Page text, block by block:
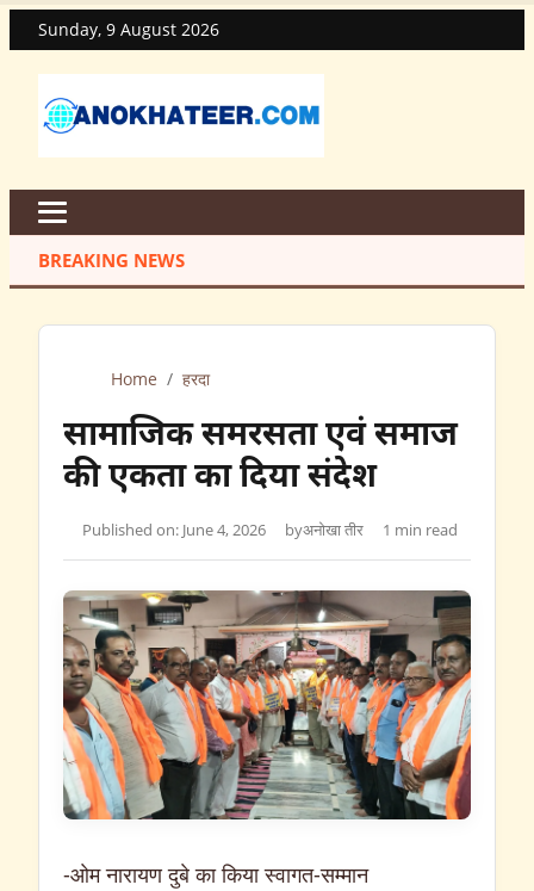
Sunday, 9 August 2026
BREAKING NEWS
Home / हरदा
सामाजिक समरसता एवं समाज
की एकता का दिया संदेश
Published on: June 4, 2026 byअनोखा तीर 1 min read
-ओम नारायण दुबे का किया स्वागत-सम्मान